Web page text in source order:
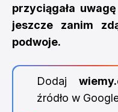
przyciągała
jeszcze zanim
podwoje.
Dodaj
źródło w